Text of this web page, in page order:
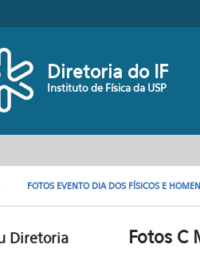
Diretoria do IF
Instituto de Física da USP
FOTOS EVENTO DIA DOS FÍSICOS E
Diretoria Fotos C